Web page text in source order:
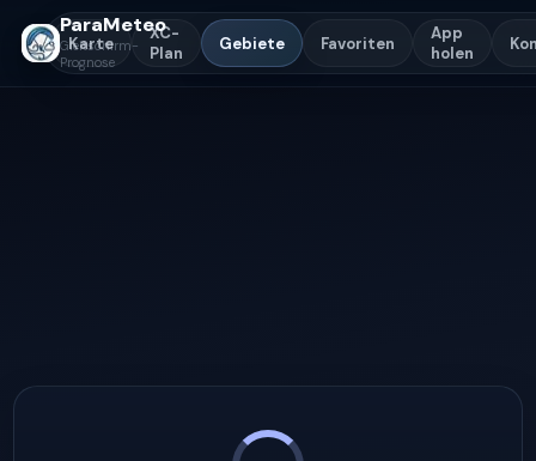
ParaMeteo
Gleitschirm-
Prognose
Karte
XC-
Plan
Gebiete Favoriten
App
holen